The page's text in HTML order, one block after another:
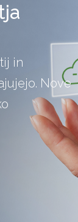
in
Nove